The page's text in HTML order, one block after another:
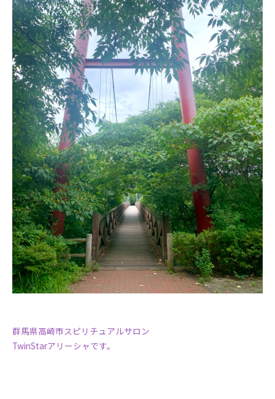
群馬県高崎市スピリチュアルサロン
TwinStarアリーシャです。